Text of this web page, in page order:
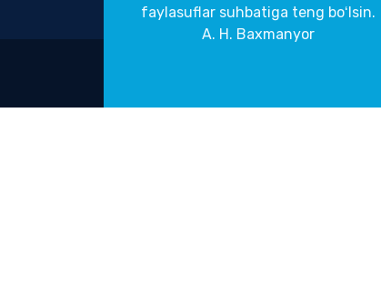
faylasuflar suhbatiga teng boʻlsin.
A. H. Baxmanyor